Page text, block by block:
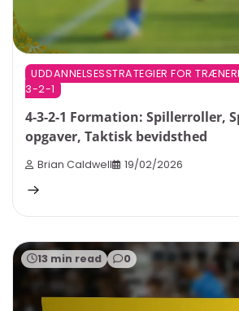
UDDANNELSESSTRATEGIER FOR
3-2-1
4-3-2-1 Formation: Spillerroller,
opgaver, Taktisk bevidsthed
Brian Caldwell 19/02/2026
13 min read 0